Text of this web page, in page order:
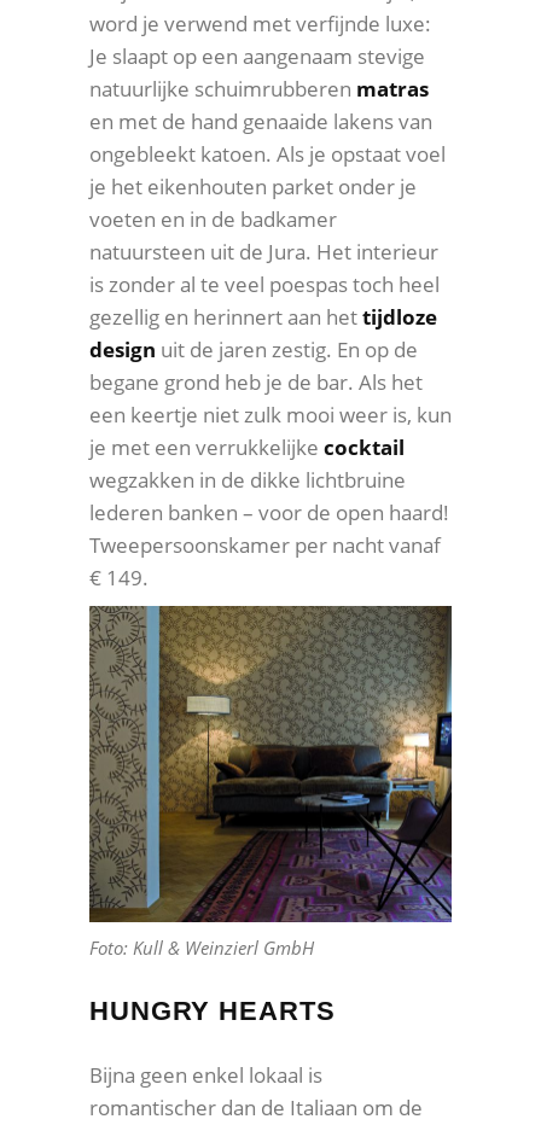
word je verwend met verfijnde luxe:
Je slaapt op een aangenaam stevige
natuurlijke schuimrubberen matras
en met de hand genaaide lakens van
ongebleekt katoen. Als je opstaat voel
je het eikenhouten parket onder je
voeten en in de badkamer
natuursteen uit de Jura. Het interieur
is zonder al te veel poespas toch heel
gezellig en herinnert aan hettijdloze
design uit de jaren zestig. En op de
begane grond heb je de bar. Als het
een keertje niet zulk mooi weer is, kun
je met een verrukkelijke cocktail
wegzakken in de dikke lichtbruine
lederen banken – voor de open haard!
Tweepersoonskamer per nacht vanaf
€ 149.
Foto: Kull & Weinzierl GmbH
HUNGRY HEARTS
Bijna geen enkel lokaal is
romantischer dan de Italiaan om de